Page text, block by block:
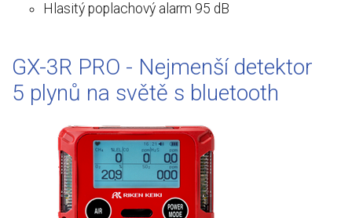
Hlasitý poplachový alarm 95 dB
GX-3R PRO - Nejmenší detektor
5 plynů na světě s bluetooth